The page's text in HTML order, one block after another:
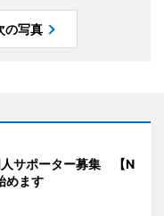
の写真
人サポーター募集 【N
めます